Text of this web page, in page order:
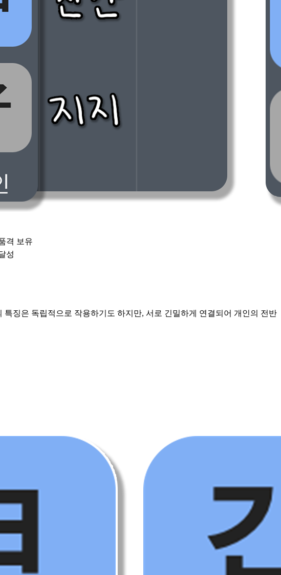
격 보유
성
징은 독립적으로 작용하기도 하지만, 서로 긴밀하게 연결되어 개인의 전반